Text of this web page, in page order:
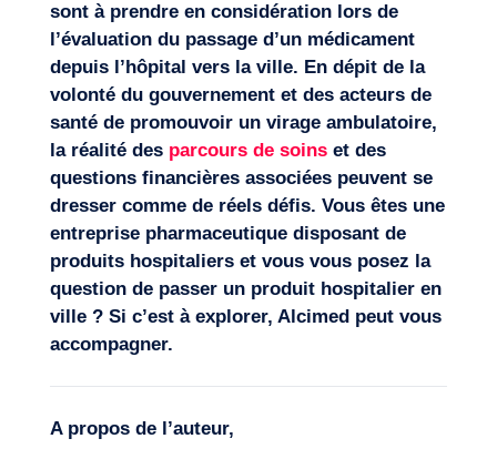
sont à prendre en considération lors de
l’évaluation du passage d’un médicament
depuis l’hôpital vers la ville. En dépit de la
volonté du gouvernement et des acteurs de
santé de promouvoir un virage ambulatoire,
la réalité des parcours de soinset des
questions financières associées peuvent se
dresser comme de réels défis. Vous êtes une
entreprise pharmaceutique disposant de
produits hospitaliers et vous vous posez la
question de passer un produit hospitalier en
ville ? Si c’est à explorer, Alcimed peut vous
accompagner.
A propos de l’auteur,